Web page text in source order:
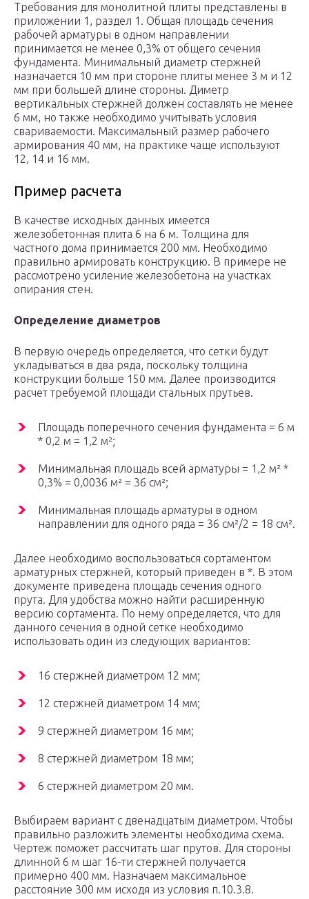
Требования для монолитной плиты представлены в
приложении 1, раздел 1. Общая площадь сечения
рабочей арматуры в одном направлении
принимается не менее 0,3% от общего сечения
фундамента. Минимальный диаметр стержней
назначается 10 мм при стороне плиты менее 3 м и 12
мм при большей длине стороны. Диметр
вертикальных стержней должен составлять не менее
6 мм, но также необходимо учитывать условия
свариваемости. Максимальный размер рабочего
армирования 40 мм, на практике чаще используют
12, 14 и 16 мм.
Пример расчета
В качестве исходных данных имеется
железобетонная плита 6 на 6 м. Толщина для
частного дома принимается 200 мм. Необходимо
правильно армировать конструкцию. В примере не
рассмотрено усиление железобетона на участках
опирания стен.
Определение диаметров
В первую очередь определяется, что сетки будут
укладываться в два ряда, поскольку толщина
конструкции больше 150 мм. Далее производится
расчет требуемой площади стальных прутьев.
Площадь поперечного сечения фундамента = 6 м
* 0,2 м = 1,2 м²;
Минимальная площадь всей арматуры = 1,2 м² *
0,3% = 0,0036 м² = 36 см²;
Минимальная площадь арматуры в одном
направлении для одного ряда = 36 см²/2 = 18 см².
Далее необходимо воспользоваться сортаментом
арматурных стержней, который приведен в *. В этом
документе приведена площадь сечения одного
прута. Для удобства можно найти расширенную
версию сортамента. По нему определяется, что для
данного сечения в одной сетке необходимо
использовать один из следующих вариантов:
16 стержней диаметром 12 мм;
12 стержней диаметром 14 мм;
9 стержней диаметром 16 мм;
8 стержней диаметром 18 мм;
6 стержней диаметром 20 мм.
Выбираем вариант с двенадцатым диаметром. Чтобы
правильно разложить элементы необходима схема.
Чертеж поможет рассчитать шаг прутов. Для стороны
длинной 6 м шаг 16-ти стержней получается
примерно 400 мм. Назначаем максимальное
расстояние 300 мм исходя из условия п.10.3.8.